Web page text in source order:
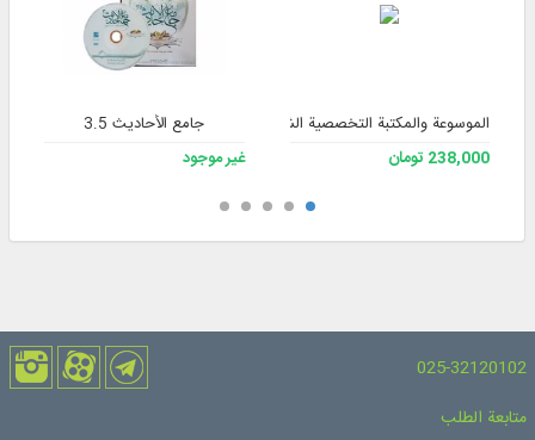
الموسوعة والمكتبة التخصصية الشاملة للفقه 3
238,000 تومان
جامع الأحاديث 3.5
غير موجود
025-32120102
متابعة الطلب